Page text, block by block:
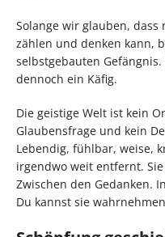
Solange wir glauben,
zählen und denken kann,
selbstgebauten
dennoch ein Käfig.
Die geistige Welt ist kein
Glaubensfrage und kein
Lebendig, fühlbar, weise,
irgendwo weit entfernt.
Zwischen den Gedanken.
Du kannst sie